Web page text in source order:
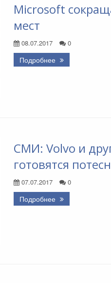
Microsoft
мест
08.07.2017 0
Подробнее
СМИ: Volvo и
готовятся
07.07.2017 0
Подробнее